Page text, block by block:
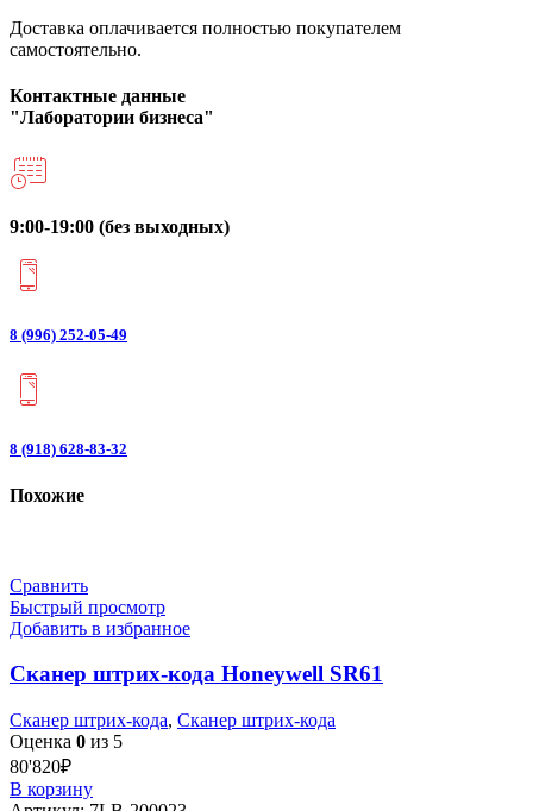
Доставка оплачивается полностью покупателем
самостоятельно.
Контактные данные
"Лаборатории бизнеса"
9:00-19:00 (без выходных)
8 (996) 252-05-49
8 (918) 628-83-32
Похожие
Сравнить
Быстрый просмотр
Добавить в избранное
Сканер штрих-кода Honeywell SR61
Сканер штрих-кода, Сканер штрих-кода
Оценка 0 из 5
80'820₽
В корзину